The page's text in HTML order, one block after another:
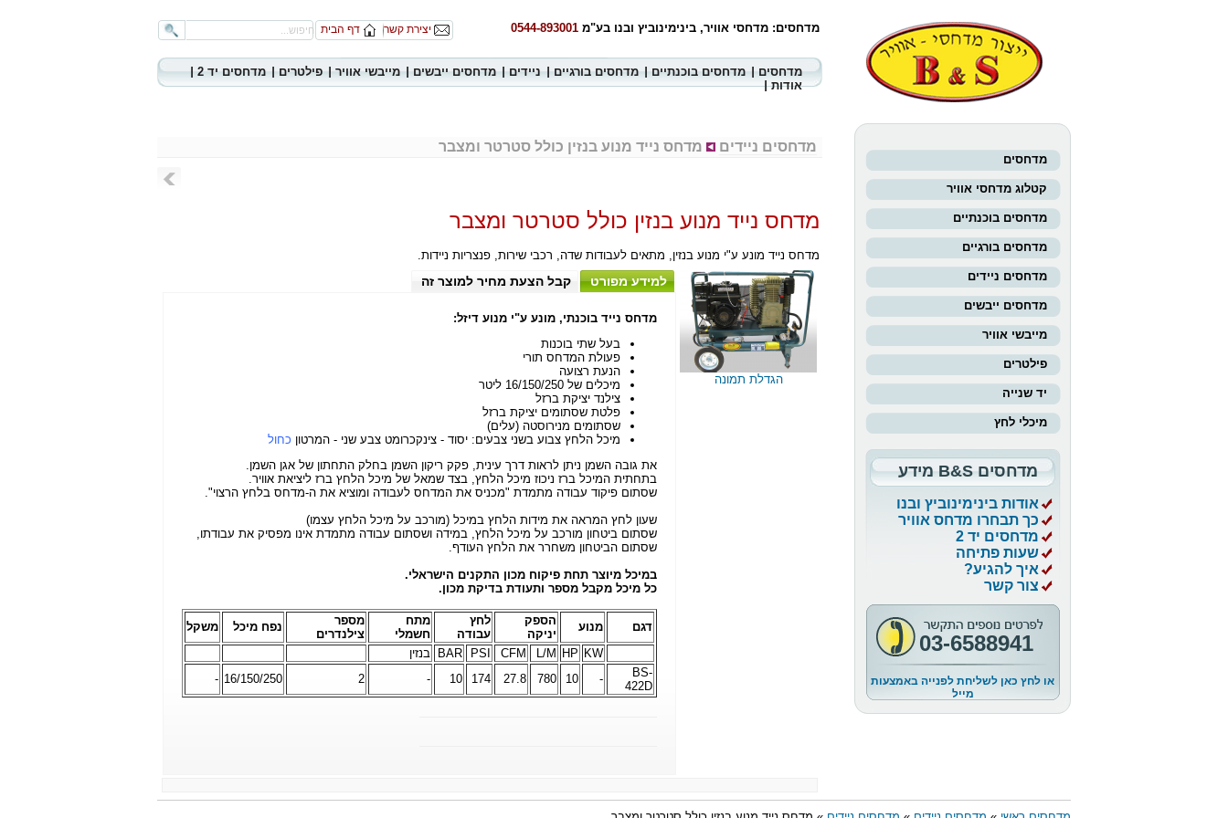
מדחסים: מדחסי אוויר, בינימינוביץ ובנו בע"מ 0544-893001 יצירת קשר דף הבית
מדחסים מדחסים בוכנתיים מדחסים בורגיים ניידים מדחסים ייבשים מייבשי אוויר פילטרים
מדחסים יד 2
אודות
מדחסים ניידים מדחס נייד מנוע בנזין כולל סטרטר ומצבר
מדחס נייד מנוע בנזין כולל סטרטר ומצבר
מדחס נייד מונע ע"י מנוע בנזין, מתאים לעבודות שדה, רכבי שירות, פנצריות ניידות.
הגדלת תמונה
למידע מפורט קבל הצעת מחיר למוצר זה
מדחס נייד בוכנתי, מונע ע"י מנוע דיזל:
בעל שתי בוכנות
פעולת המדחס תורי
הנעת רצועה
מיכלים של 16/150/250 ליטר
צילנד יציקת ברזל
פלטת שסתומים יציקת ברזל
שסתומים מנירוסטה (עלים)
מיכל הלחץ צבוע בשני צבעים: יסוד - צינקכרומט צבע שני - המרטון כחול
את גובה השמן ניתן לראות דרך עינית, פקק ריקון השמן בחלק התחתון של אגן השמן.
בתחתית המיכל ברז ניכוז מיכל הלחץ, בצד שמאל של מיכל הלחץ ברז ליציאת אוויר.
שסתום פיקוד עבודה מתמדת "מכניס את המדחס לעבודה ומוציא את ה-מדחס בלחץ הרצוי".
שעון לחץ המראה את מידות הלחץ במיכל (מורכב על מיכל הלחץ עצמו)
שסתום ביטחון מורכב על מיכל הלחץ, במידה ושסתום עבודה מתמדת אינו מפסיק את עבודתו,
שסתום הביטחון משחרר את הלחץ העודף.
במיכל מיוצר תחת פיקוח מכון התקנים הישראלי.
כל מיכל מקבל מספר ותעודת בדיקת מכון.
משקל נפח מיכל
מספר
צילנדרים
מתח
חשמלי
לחץ
עבודה
הספק
יניקה
מנוע
דגם
בנזין
BAR PSI CFM L/M HP KW
- 16/150/250 2 - 10 174 27.8 780 10 -
BS-
422D
מדחסים
קטלוג מדחסי אוויר
מדחסים בוכנתיים
מדחסים בורגיים
מדחסים ניידים
מדחסים ייבשים
מייבשי אוויר
פילטרים
יד שנייה
מיכלי לחץ
מדחסים B&S מידע
אודות בינימינוביץ ובנו
כך תבחרו מדחס אוויר
מדחסים יד 2
שעות פתיחה
איך להגיע?
צור קשר
03-6588941
או לחץ כאן לשליחת לפנייה באמצעות
מייל